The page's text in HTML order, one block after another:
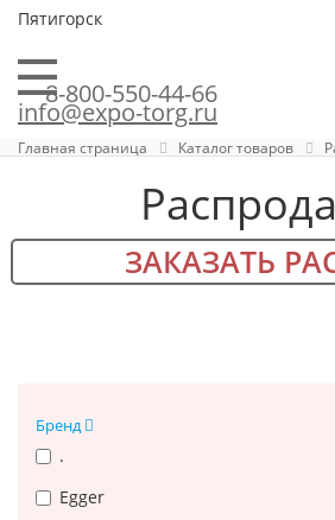
Пятигорск
8-800-550-44-66
info@expo-torg.ru
Главная страница Каталог товаров
ЗАКАЗАТЬ
Бренд
.
Egger